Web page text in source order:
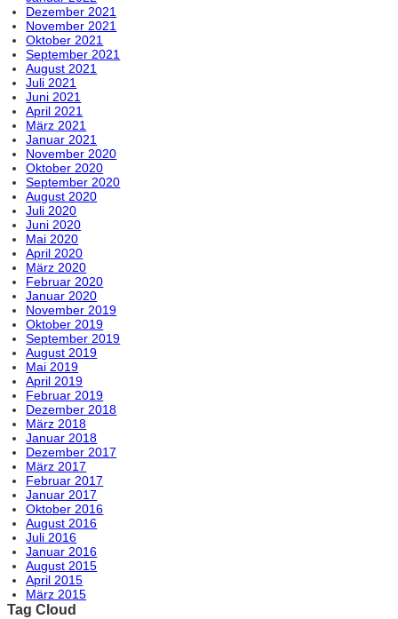
Dezember 2021
November 2021
Oktober 2021
September 2021
August 2021
Juli 2021
Juni 2021
April 2021
März 2021
Januar 2021
November 2020
Oktober 2020
September 2020
August 2020
Juli 2020
Juni 2020
Mai 2020
April 2020
März 2020
Februar 2020
Januar 2020
November 2019
Oktober 2019
September 2019
August 2019
Mai 2019
April 2019
Februar 2019
Dezember 2018
März 2018
Januar 2018
Dezember 2017
März 2017
Februar 2017
Januar 2017
Oktober 2016
August 2016
Juli 2016
Januar 2016
August 2015
April 2015
März 2015
Tag Cloud